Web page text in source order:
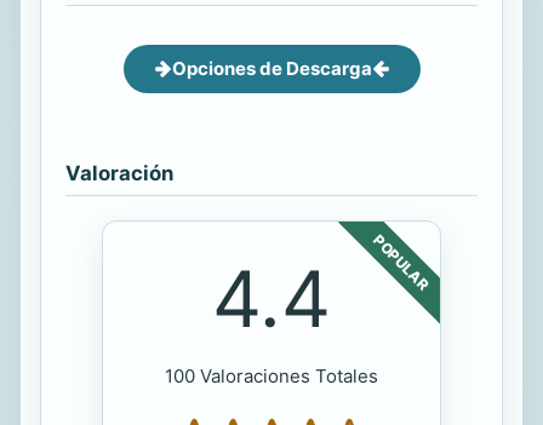
Opciones de Descarga
Valoración
POPULAR
4.4
100 Valoraciones Totales